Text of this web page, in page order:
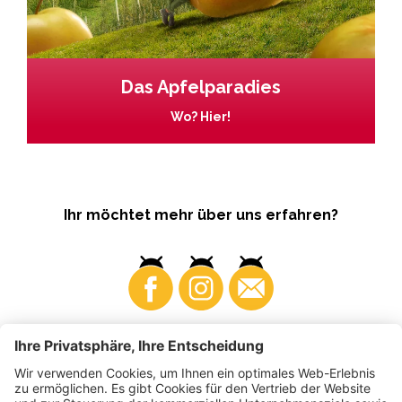
Das Apfelparadies
Wo? Hier!
Ihr möchtet mehr über uns erfahren?
Business Produzenten